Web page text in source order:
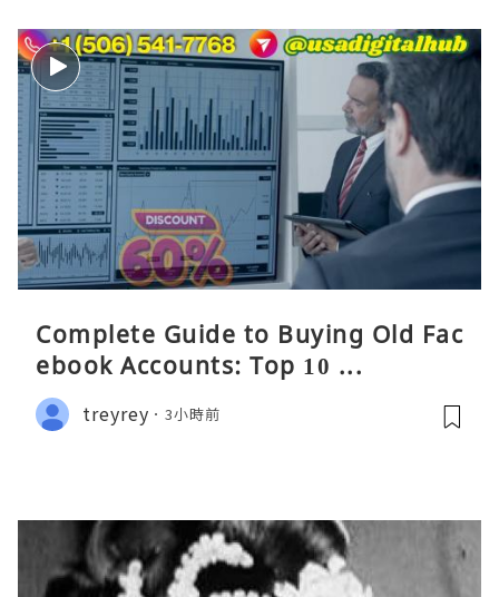
Complete Guide to Buying Old Fac
ebook Accounts: Top 10 ...
treyrey 3小時前